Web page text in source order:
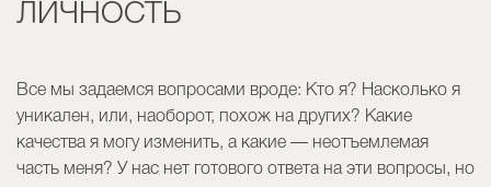
ЛИЧНОСТЬ
Все мы задаемся вопросами вроде: Кто я? Насколько я
уникален, или, наоборот, похож на других? Какие
качества я могу изменить, а какие — неотъемлемая
часть меня? У нас нет готового ответа на эти вопросы, но